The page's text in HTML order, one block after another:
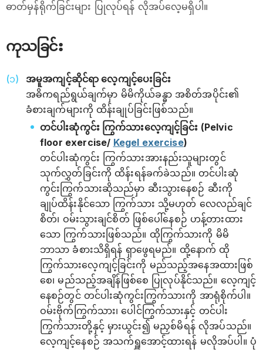
ဓာတ်မှန်ရိုက်ခြင်းများ ပြုလုပ်ရန် လိုအပ်လေ့မရှိပါ။
ကုသခြင်း
အမူအကျင့်ဆိုင်ရာ လေ့ကျင့်ပေးခြင်း
အဓိကရည်ရွယ်ချက်မှာ မိမိကိုယ်ခန္ဓာ အစိတ်အပိုင်း၏
ခံစားချက်များကို ထိန်းချုပ်ခြင်းဖြစ်သည်။
တင်ပါးဆုံကွင်း ကြွက်သားလေ့ကျင့်ခြင်း (Pelvic
floor exercise/ Kegel exercise)
တင်ပါးဆုံကွင်း ကြွက်သားအားနည်းသူများတွင်
သုက်လွှတ်ခြင်းကို ထိန်းရန်ခက်ခဲသည်။ တင်ပါးဆုံ
ကွင်းကြွက်သားဆိုသည်မှာ ဆီးသွားနေစဉ် ဆီးကို
ချုပ်ထိန်းနိုင်သော ကြွက်သား သို့မဟုတ် လေလည်ချင်
စိတ်၊ ဝမ်းသွားချင်စိတ် ဖြစ်ပေါ်နေစဉ် ဟန့်တားထား
သော ကြွက်သားဖြစ်သည်။ ထိုကြွက်သားကို မိမိ
ဘာသာ ခံစားသိရှိရန် ရှာဖွေရမည်။ ထို့နောက် ထို
ကြွက်သားလေ့ကျင့်ခြင်းကို မည်သည့်အနေအထားဖြစ်
စေ၊ မည်သည့်အချိန်ဖြစ်စေ ပြုလုပ်နိုင်သည်။ လေ့ကျင့်
နေစဉ်တွင် တင်ပါးဆုံကွင်းကြွက်သားကို အာရုံစိုက်ပါ။
ဝမ်းဗိုက်ကြွက်သား၊ ပေါင်ကြွက်သားနှင့် တင်ပါး
ကြွက်သားတို့နှင့် မှားယွင်း၍ မညှစ်မိရန် လိုအပ်သည်။
လေ့ကျင့်နေစဉ် အသက်ရှူအောင့်ထားရန် မလိုအပ်ပါ။ ပုံ